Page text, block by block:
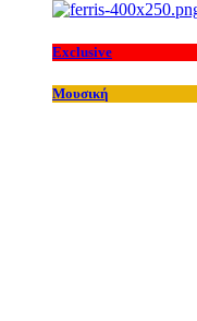
Exclusive
Μουσική